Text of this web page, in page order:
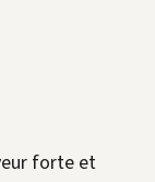
forte et